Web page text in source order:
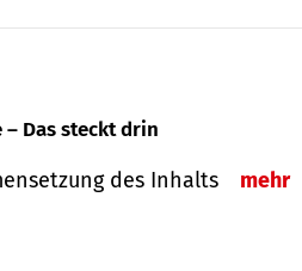
Das steckt drin
des Inhalts mehr